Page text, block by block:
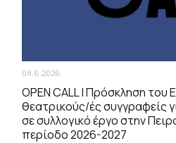
08.6.2026
ΟPEN CALL | Πρόσκληση του
θεατρικούς/ές συγγραφείς
σε συλλογικό έργο στην
περίοδο 2026-2027